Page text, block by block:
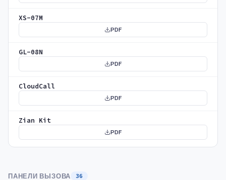
XS-07M
PDF
GL-08N
PDF
CloudCall
PDF
Zian Kit
PDF
ПАНЕЛИ ВЫЗОВА 36